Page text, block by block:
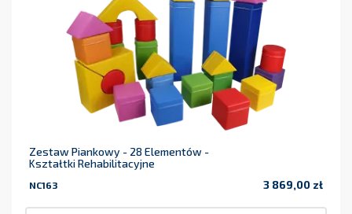
Zestaw Piankowy - 28 Elementów -
Kształtki Rehabilitacyjne
NC163 3 869,00 zł